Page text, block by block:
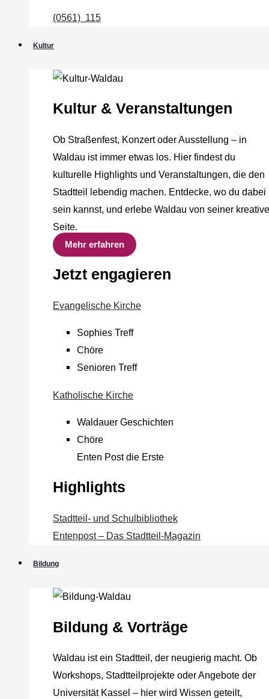
(0561) 115
Kultur
Kultur & Veranstaltungen
Ob Straßenfest, Konzert oder Ausstellung – in
Waldau ist immer etwas los. Hier findest du
kulturelle Highlights und Veranstaltungen, die den
Stadtteil lebendig machen. Entdecke, wo du dabei
sein kannst, und erlebe Waldau von seiner
Seite.
Mehr erfahren
Jetzt engagieren
Evangelische Kirche
Sophies Treff
Chöre
Senioren Treff
Katholische Kirche
Waldauer Geschichten
Chöre
Enten Post die Erste
Highlights
Stadtteil- und Schulbibliothek
Entenpost – Das Stadtteil-Magazin
Bildung
Bildung & Vorträge
Waldau ist ein Stadtteil, der neugierig macht. Ob
Workshops, Stadtteilprojekte oder Angebote der
Universität Kassel – hier wird Wissen geteilt,